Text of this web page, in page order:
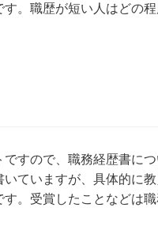
。職歴が短い人はどの
すので、職務経歴書に
ていますが、具体的に
。受賞したことなどは